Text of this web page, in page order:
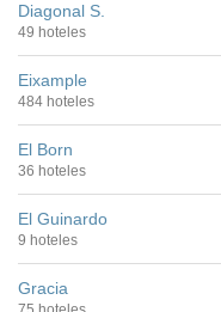
Diagonal S.
49 hoteles
Eixample
484 hoteles
El Born
36 hoteles
El Guinardo
9 hoteles
Gracia